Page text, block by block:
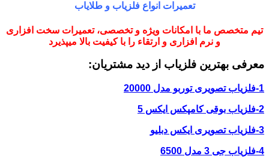
تعمیرات انواع فلزیاب و طلایاب
تیم متخصص ما با امکانات ویژه و تخصصی، تعمیرات سخت افزاری
و نرم افزاری و ارتقاء را با کیفیت بالا میپذیرد
معرفی بهترین فلزیاب از دید مشتریان:
1-فلزیاب تصویری توربو مدل 20000
2-فلزیاب بوقی کامپکس ایکس 5
3-فلزیاب تصویری ایکس دبلیو
4-فلزیاب جی 3 مدل 6500